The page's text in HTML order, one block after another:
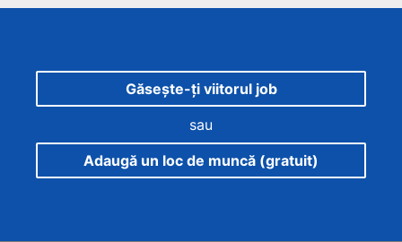
Găsește-ți viitorul job
sau
Adaugă un loc de muncă (gratuit)